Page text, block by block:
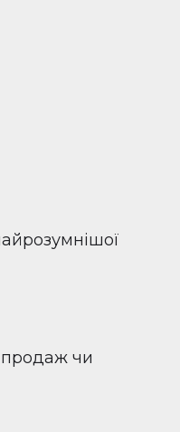
продаж чи